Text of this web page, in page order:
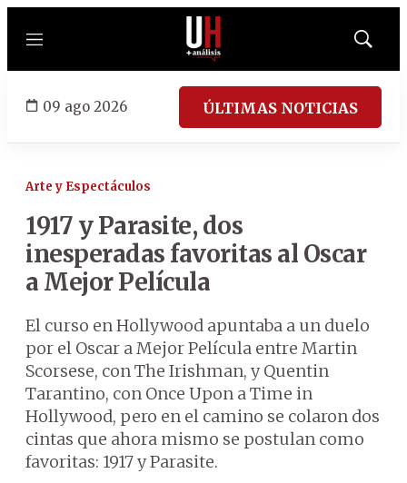
Menú
Mostrar
09 ago 2026 ÚLTIMAS NOTICIAS
Arte y Espectáculos
1917 y Parasite, dos
inesperadas favoritas al Oscar
a Mejor Película
El curso en Hollywood apuntaba a un duelo
por el Oscar a Mejor Película entre Martin
Scorsese, con The Irishman, y Quentin
Tarantino, con Once Upon a Time in
Hollywood, pero en el camino se colaron dos
cintas que ahora mismo se postulan como
favoritas: 1917 y Parasite.